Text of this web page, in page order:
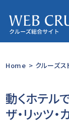
Home > クルーズス
動くホテル
ザ・リッツ